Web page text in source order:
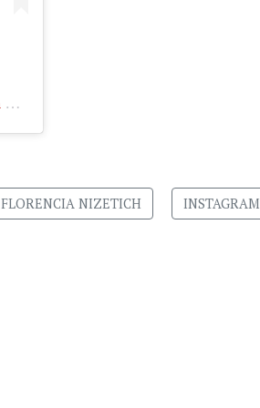
U
na publicación compartida por Florencia Nizetich (@flornizetich)
FLORENCIA NIZETICH INSTAGRAM